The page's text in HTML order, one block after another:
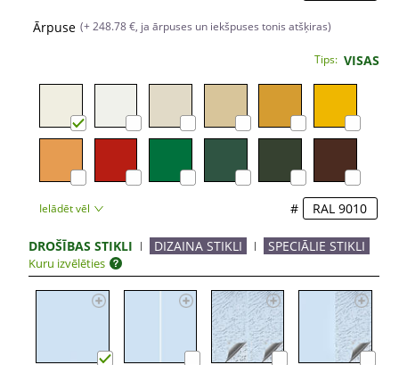
Ārpuse (+ 248.78 €, ja ārpuses un iekšpuses tonis atšķiras)
Tips: VISAS
Ielādēt vēl #
DROŠĪBAS STIKLI DIZAINA STIKLI SPECIĀLIE STIKLI
Kuru izvēlēties